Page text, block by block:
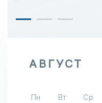
АВГУСТ
Пн Вт Ср